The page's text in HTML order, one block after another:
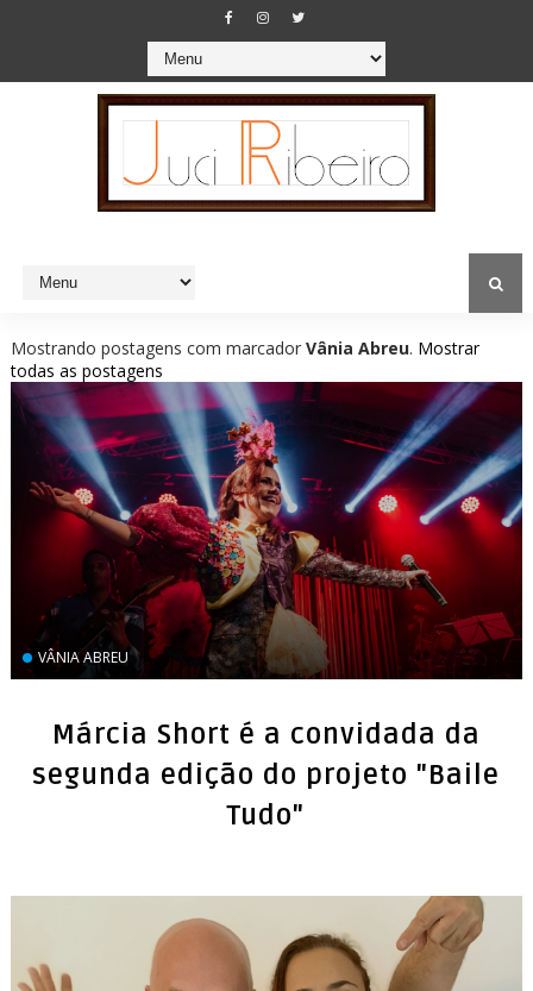
Mostrando postagens com marcador Vânia Abreu. Mostrar
todas as postagens
VÂNIA ABREU
Márcia Short é a convidada da
segunda edição do projeto "Baile
Tudo"